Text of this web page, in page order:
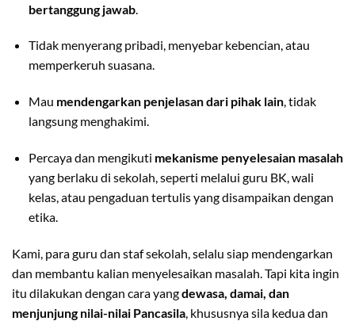
bertanggung jawab.
Tidak menyerang pribadi, menyebar kebencian, atau
memperkeruh suasana.
Mau mendengarkan penjelasan dari pihak lain, tidak
langsung menghakimi.
Percaya dan mengikuti mekanisme penyelesaian masalah
yang berlaku di sekolah, seperti melalui guru BK, wali
kelas, atau pengaduan tertulis yang disampaikan dengan
etika.
Kami, para guru dan staf sekolah, selalu siap mendengarkan
dan membantu kalian menyelesaikan masalah. Tapi kita ingin
itu dilakukan dengan cara yangdewasa, damai, dan
menjunjung nilai-nilai Pancasila , khususnya sila kedua dan